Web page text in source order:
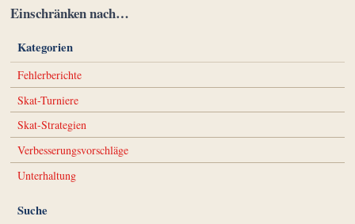
Einschränken nach…
Kategorien
Fehlerberichte
Skat-Turniere
Skat-Strategien
Verbesserungsvorschläge
Unterhaltung
Suche